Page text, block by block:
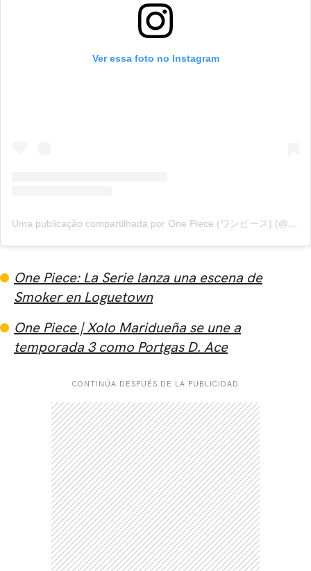
Ver essa foto no Instagram
Uma publicação compartilhada por One Piece (ワンピース) (@onepiecenetflix)
One Piece: La Serie lanza una escena de
Smoker en Loguetown
One Piece | Xolo Maridueña se une a
temporada 3 como Portgas D. Ace
CONTINÚA DESPUÉS DE LA PUBLICIDAD
CARREGANDO PUBLICIDADE